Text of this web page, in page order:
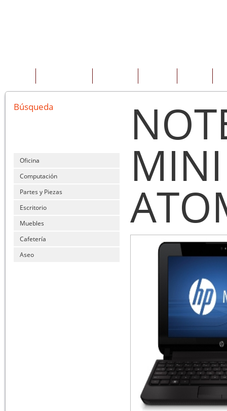
Búsqueda
Oficina
Computación
Partes y Piezas
Escritorio
Muebles
Cafetería
Aseo